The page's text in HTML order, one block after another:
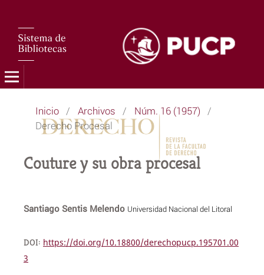
Inicio / Archivos / Núm. 16 (1957) /
Derecho Procesal
Couture y su obra procesal
Santiago Sentis Melendo Universidad Nacional del Litoral
DOI: https://doi.org/10.18800/derechopucp.195701.00
3